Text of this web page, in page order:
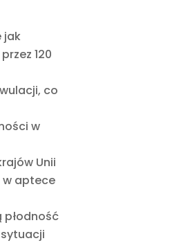
jak
120
co
w
Unii
w aptece
płodność